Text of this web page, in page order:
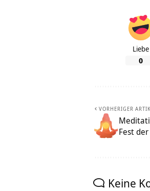
Liebe
0
VORHERIGER
Fest
Keine